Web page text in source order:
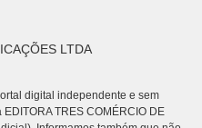
LTDA
digital independente e sem
TRES COMÉRCIO DE